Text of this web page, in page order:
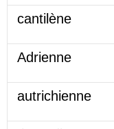
cantilène
Adrienne
autrichienne